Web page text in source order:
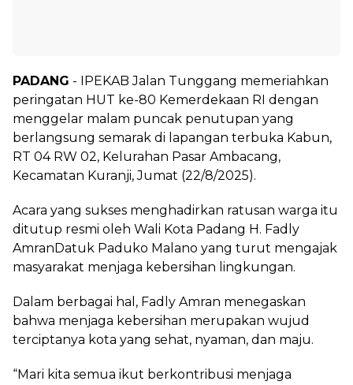
PADANG - IPEKAB Jalan Tunggang memeriahkan
peringatan HUT ke-80 Kemerdekaan RI dengan
menggelar malam puncak penutupan yang
berlangsung semarak di lapangan terbuka Kabun,
RT 04 RW 02, Kelurahan Pasar Ambacang,
Kecamatan Kuranji, Jumat (22/8/2025).
Acara yang sukses menghadirkan ratusan warga itu
ditutup resmi oleh Wali Kota Padang H. Fadly
AmranDatuk Paduko Malano yang turut mengajak
masyarakat menjaga kebersihan lingkungan.
Dalam berbagai hal, Fadly Amran menegaskan
bahwa menjaga kebersihan merupakan wujud
terciptanya kota yang sehat, nyaman, dan maju.
“Mari kita semua ikut berkontribusi menjaga